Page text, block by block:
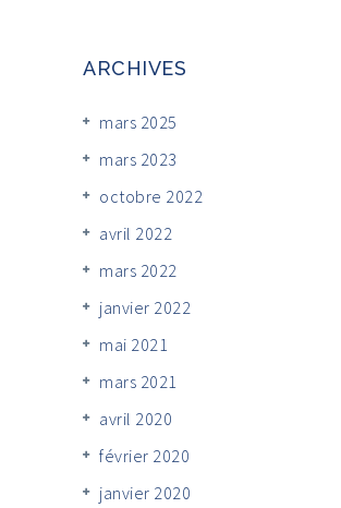
ARCHIVES
mars 2025
mars 2023
octobre 2022
avril 2022
mars 2022
janvier 2022
mai 2021
mars 2021
avril 2020
février 2020
janvier 2020